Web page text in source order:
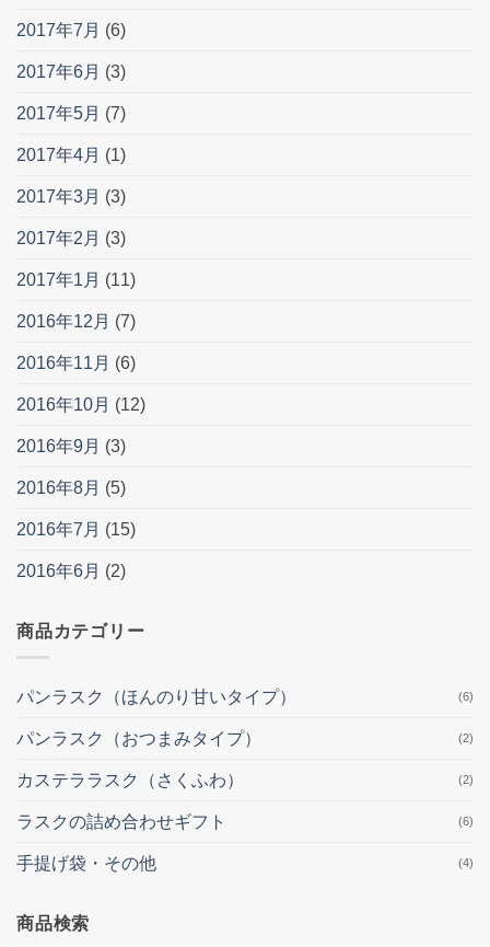
2017年7月 (6)
2017年6月 (3)
2017年5月 (7)
2017年4月 (1)
2017年3月 (3)
2017年2月 (3)
2017年1月 (11)
2016年12月 (7)
2016年11月 (6)
2016年10月 (12)
2016年9月 (3)
2016年8月 (5)
2016年7月 (15)
2016年6月 (2)
商品カテゴリー
パンラスク（ほんのり甘いタイプ） (6)
パンラスク（おつまみタイプ） (2)
カステララスク（さくふわ） (2)
ラスクの詰め合わせギフト (6)
手提げ袋・その他 (4)
商品検索